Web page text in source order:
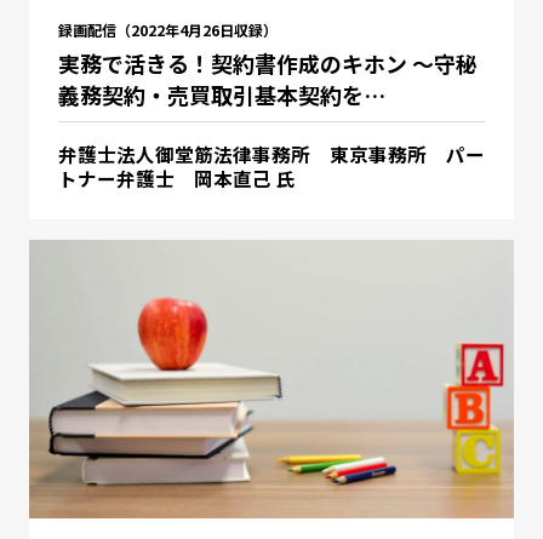
録画配信（2022年4月26日収録）
実務で活きる！契約書作成のキホン ～守秘
義務契約・売買取引基本契約を…
弁護士法人御堂筋法律事務所 東京事務所 パー
トナー弁護士 岡本直己 氏